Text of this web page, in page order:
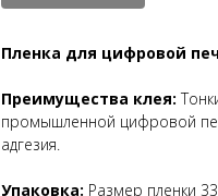
Пленка для цифровой
Преимущества клея:
промышленной цифровой
адгезия.
Упаковка: Размер пленки